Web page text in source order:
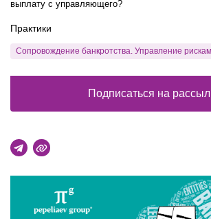
выплату с управляющего?
Практики
Сопровождение банкротства. Управление
Подписаться на